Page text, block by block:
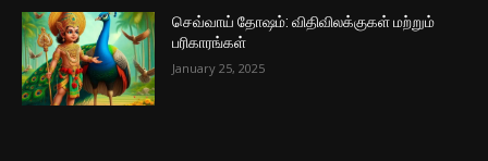
செவ்வாய் தோஷம்: விதிவிலக்குகள் மற்றும்
பரிகாரங்கள்
January 25, 2025